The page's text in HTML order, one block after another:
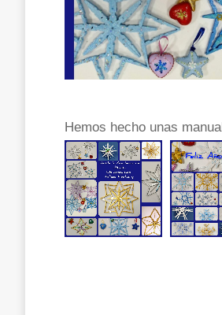
Hemos hecho unas